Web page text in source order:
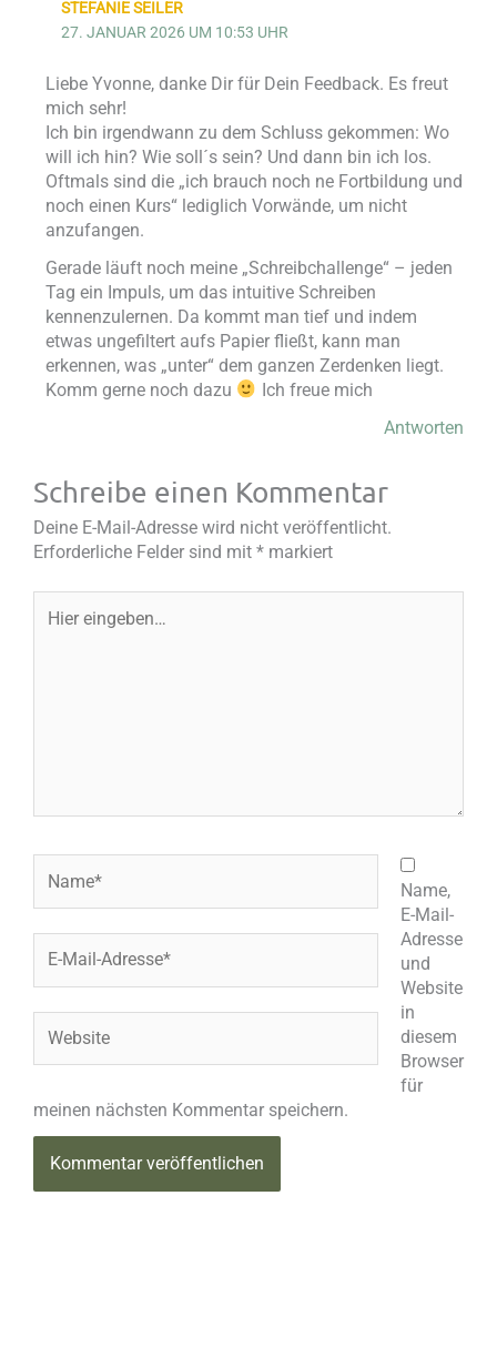
STEFANIE SEILER
27. JANUAR 2026 UM 10:53 UHR
Liebe Yvonne, danke Dir für Dein Feedback. Es freut
mich sehr!
Ich bin irgendwann zu dem Schluss gekommen: Wo
will ich hin? Wie soll´s sein? Und dann bin ich los.
Oftmals sind die „ich brauch noch ne Fortbildung und
noch einen Kurs“ lediglich Vorwände, um nicht
anzufangen.
Gerade läuft noch meine „Schreibchallenge“ – jeden
Tag ein Impuls, um das intuitive Schreiben
kennenzulernen. Da kommt man tief und indem
etwas ungefiltert aufs Papier fließt, kann man
erkennen, was „unter“ dem ganzen Zerdenken liegt.
Komm gerne noch dazu
Ich freue mich
Antworten
Schreibe einen Kommentar
Deine E-Mail-Adresse wird nicht veröffentlicht.
Erforderliche Felder sind mit * markiert
eingeben…
Mail-
Adresse*
Name,
E-Mail-
Adresse
und
Website
in
diesem
Browser
für
meinen nächsten Kommentar speichern.